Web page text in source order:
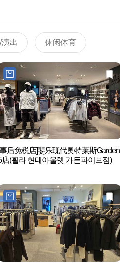
演出 休闲体育
后免税店]斐乐现代奥特莱斯Garden
店(휠라 현대아울렛 가든파이브점)